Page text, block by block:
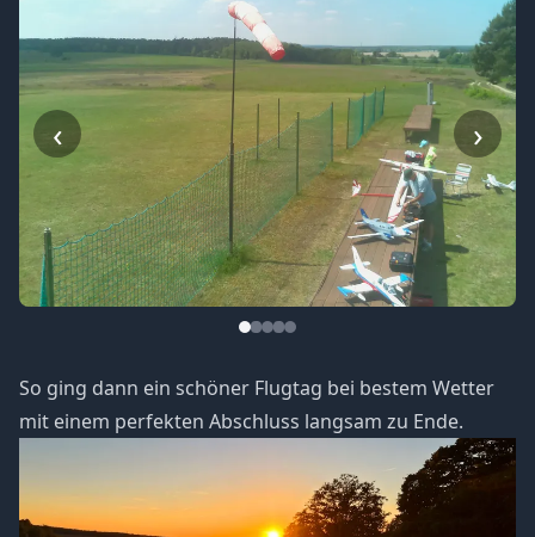
‹ ›
So ging dann ein schöner Flugtag bei bestem Wetter
mit einem perfekten Abschluss langsam zu Ende.